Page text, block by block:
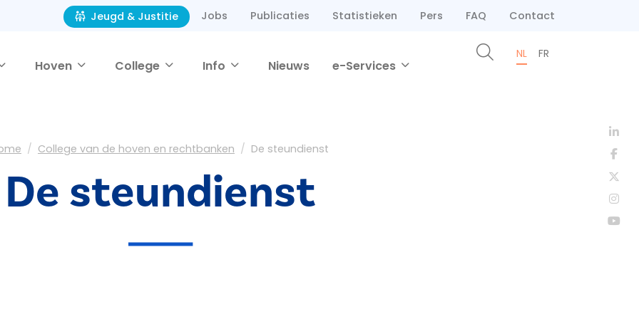
Jeugd & Justitie Jobs Publicaties Statistieken Pers FAQ Contact
Hoven College Info Nieuws e-Services
NL FR
College van de hoven en rechtbanken De steundienst
De steundienst